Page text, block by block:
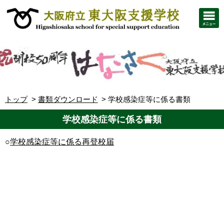
トップ 書類ダウンロード 学校感染症等に係る書類
学校感染症等に係る書類
○学校感染症等に係る再登校届